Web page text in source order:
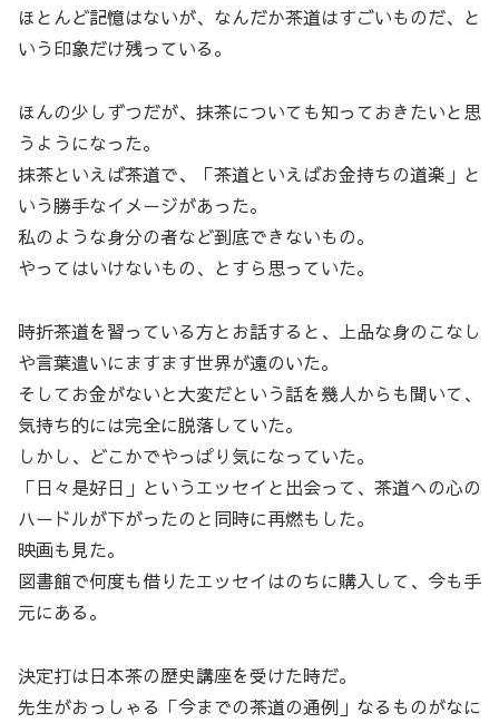
ほとんど記憶はないが、なんだか茶道はすごいものだ、と
いう印象だけ残っている。
ほんの少しずつだが、抹茶についても知っておきたいと思
うようになった。
抹茶といえば茶道で、「茶道といえばお金持ちの道楽」と
いう勝手なイメージがあった。
私のような身分の者など到底できないもの。
やってはいけないもの、とすら思っていた。
時折茶道を習っている方とお話すると、上品な身のこなし
や言葉遣いにますます世界が遠のいた。
そしてお金がないと大変だという話を幾人からも聞いて、
気持ち的には完全に脱落していた。
しかし、どこかでやっぱり気になっていた。
「日々是好日」というエッセイと出会って、茶道への心の
ハードルが下がったのと同時に再燃もした。
映画も見た。
図書館で何度も借りたエッセイはのちに購入して、今も手
元にある。
決定打は日本茶の歴史講座を受けた時だ。
先生がおっしゃる「今までの茶道の通例」なるものがなに